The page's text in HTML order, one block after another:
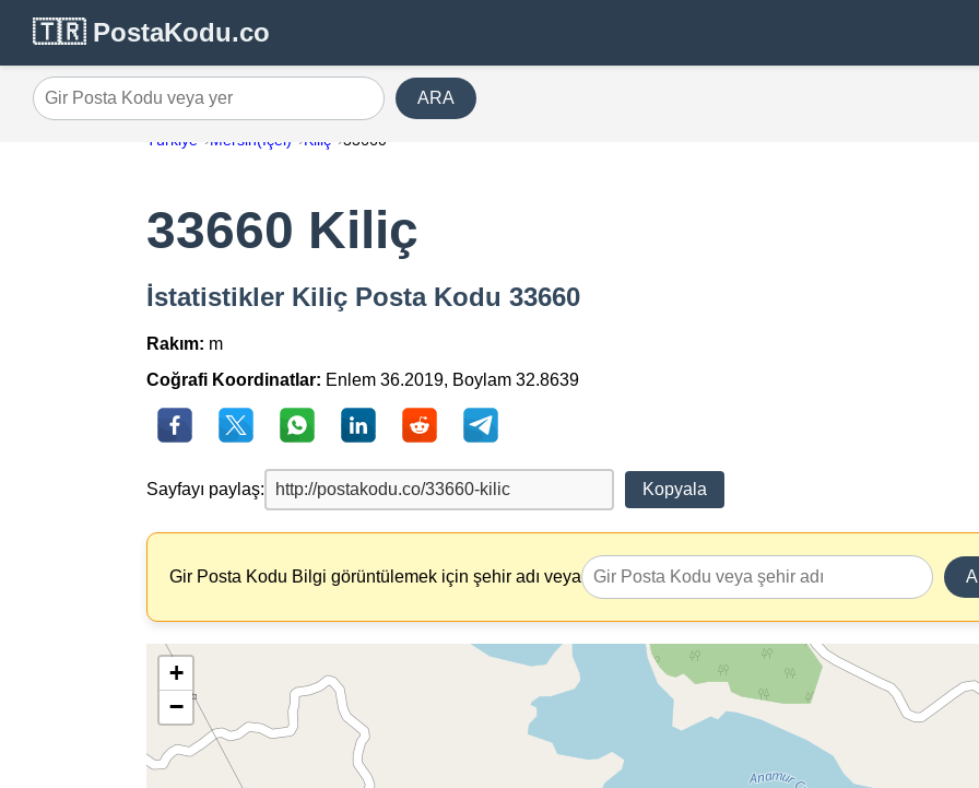
🇹🇷 PostaKodu.co
Gir Posta Kodu veya yer ARA
Türkiye Mersin(İçel) Kiliç 33660
33660 Kiliç
İstatistikler Kiliç Posta Kodu 33660
Rakım: m
Coğrafi Koordinatlar: Enlem 36.2019, Boylam 32.8639
Sayfayı paylaş: Kopyala
Gir Posta Kodu Bilgi görüntülemek için şehir adı veya
+
−